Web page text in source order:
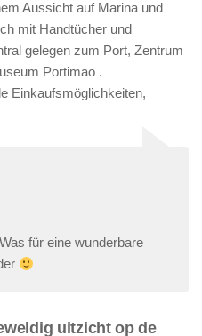
Aussicht auf Marina und
mit Handtücher und
gelegen zum Port, Zentrum
Portimao .
Einkaufsmöglichkeiten,
für eine wunderbare
uitzicht op de